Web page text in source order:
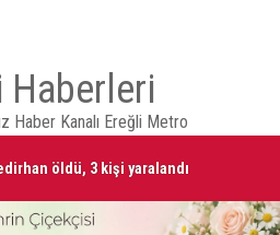
Haberleri
Haber Kanalı Ereğli Metro
öldü, 3 kişi yaralandı
vurulan 2 kişiden, kadın öldü erkek